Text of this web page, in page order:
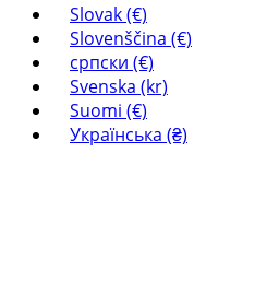
Slovak (€)
Slovenščina (€)
српски (€)
Svenska (kr)
Suomi (€)
Українська (₴)